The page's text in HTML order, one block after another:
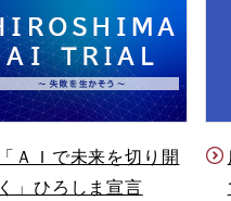
「ＡＩで未来を切り開
く」ひろしま宣言